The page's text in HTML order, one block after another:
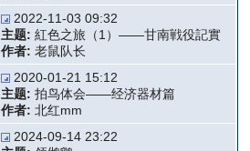
2022-11-03 09:32
主题: 紅色之旅（1）——甘南戦役記實
作者: 老鼠队长
2020-01-21 15:12
主题: 拍鸟体会——经济器材篇
作者: 北红mm
2024-09-14 23:22